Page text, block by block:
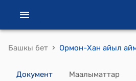
Башкы бет ›
Документ Маалыматтар